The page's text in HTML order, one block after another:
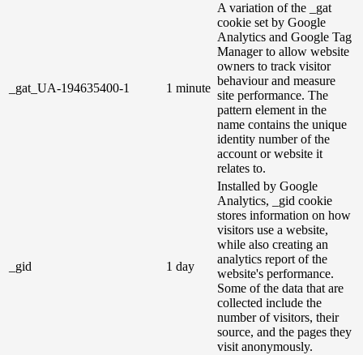
_gat_UA-194635400-1 1 minute
A variation of the _gat
cookie set by Google
Analytics and Google Tag
Manager to allow website
owners to track visitor
behaviour and measure
site performance. The
pattern element in the
name contains the unique
identity number of the
account or website it
relates to.
_gid 1 day
Installed by Google
Analytics, _gid cookie
stores information on how
visitors use a website,
while also creating an
analytics report of the
website's performance.
Some of the data that are
collected include the
number of visitors, their
source, and the pages they
visit anonymously.